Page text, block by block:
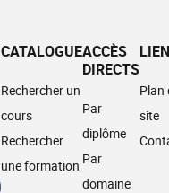
CATALOGUE
Rechercher un
cours
Rechercher
une formation
ACCÈS
DIRECTS
Par
diplôme
Par
domaine
Plan
site